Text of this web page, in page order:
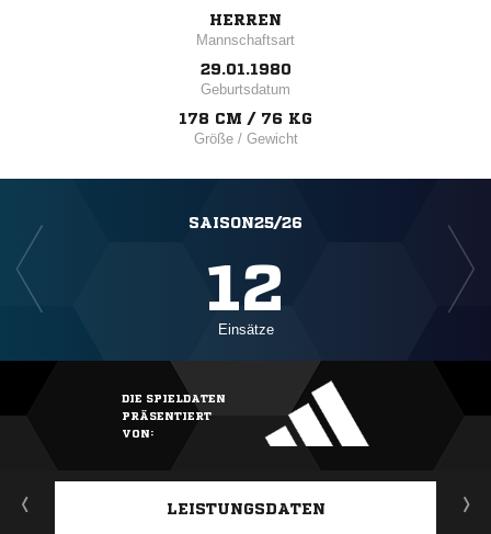
HERREN
Mannschaftsart
29.01.1980
Geburtsdatum
178 CM / 76 KG
Größe / Gewicht
SAISON25/26
12
Einsätze
DIE SPIELDATEN
PRÄSENTIERT
VON:
LEISTUNGSDATEN